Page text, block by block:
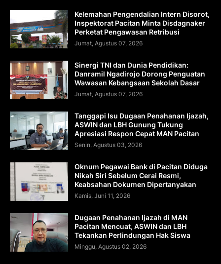
Kelemahan Pengendalian Intern Disorot,
Inspektorat Pacitan Minta Disdagnaker
Perketat Pengawasan Retribusi
Jumat, Agustus 07, 2026
Sinergi TNI dan Dunia Pendidikan:
Danramil Ngadirojo Dorong Penguatan
Wawasan Kebangsaan Sekolah Dasar
Jumat, Agustus 07, 2026
Tanggapi Isu Dugaan Penahanan Ijazah,
ASWIN dan LBH Gunung Tukung
Apresiasi Respon Cepat MAN Pacitan
Senin, Agustus 03, 2026
Oknum Pegawai Bank di Pacitan Diduga
Nikah Siri Sebelum Cerai Resmi,
Keabsahan Dokumen Dipertanyakan
Kamis, Juni 11, 2026
Dugaan Penahanan Ijazah di MAN
Pacitan Mencuat, ASWIN dan LBH
Tekankan Perlindungan Hak Siswa
Minggu, Agustus 02, 2026